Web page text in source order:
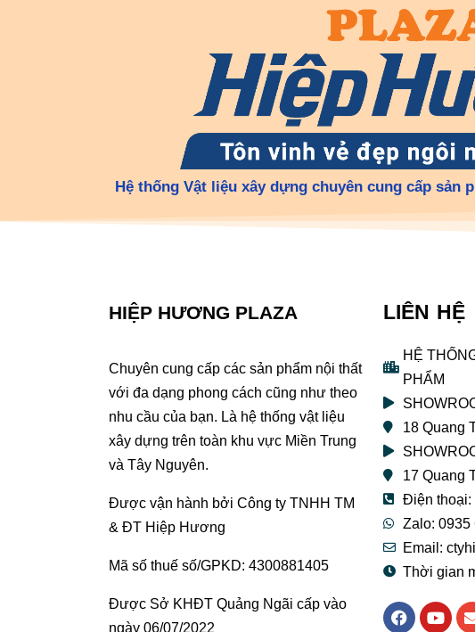
Hệ thống Vật liệu xây dựng chuyên cung cấp sản
HIỆP HƯƠNG PLAZA
Chuyên cung cấp các sản phẩm nội thất
với đa dạng phong cách cũng như theo
nhu cầu của bạn. Là hệ thống vật liệu
xây dựng trên toàn khu vực Miền Trung
và Tây Nguyên.
Được vận hành bởi Công ty TNHH TM
& ĐT Hiệp Hương
Mã số thuế số/GPKD: 4300881405
Được Sở KHĐT Quảng Ngãi cấp vào
ngày 06/07/2022
LIÊN HỆ
HỆ
PHẨM
18 Quang
17 Quang
Điện thoại:
Zalo: 0935
Email:
Thời gian
F
a
Y
o